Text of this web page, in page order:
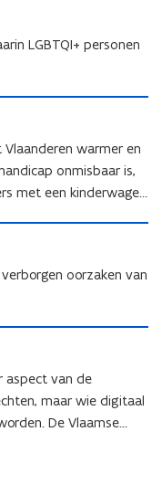
LGBTQI+ personen
warmer en
onmisbaar is,
met een kinderwagen
oorzaken van
aspect van de
maar wie digitaal
De Vlaamse